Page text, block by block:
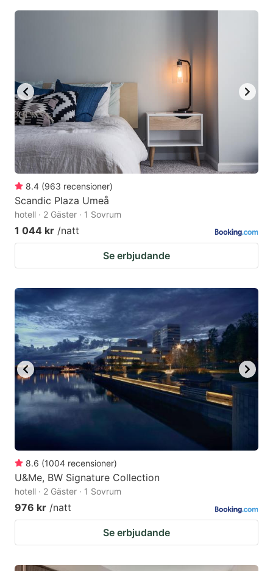
8.4 (963 recensioner)
Scandic Plaza Umeå
hotell · 2 Gäster · 1 Sovrum
1 044 kr /natt
Se erbjudande
8.6 (1004 recensioner)
U&Me, BW Signature Collection
hotell · 2 Gäster · 1 Sovrum
976 kr /natt
Se erbjudande